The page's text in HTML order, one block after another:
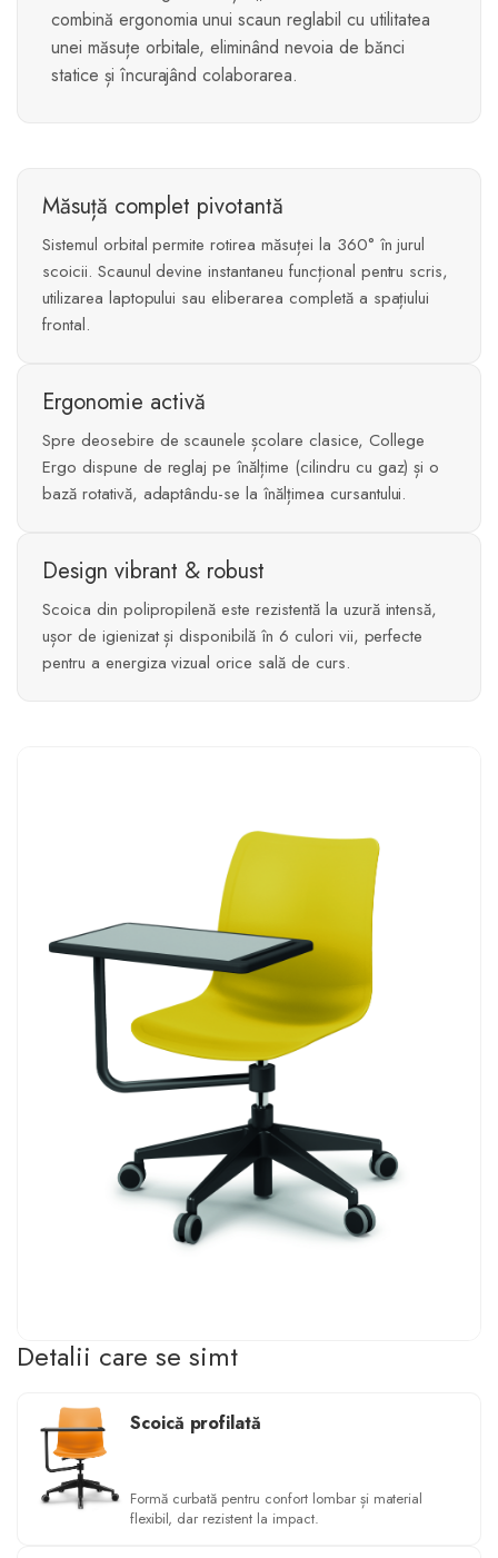
combină ergonomia unui scaun reglabil cu utilitatea
unei măsuțe orbitale, eliminând nevoia de bănci
statice și încurajând colaborarea.
Măsuță complet pivotantă
Sistemul orbital permite rotirea măsuței la 360° în jurul
scoicii. Scaunul devine instantaneu funcțional pentru scris,
utilizarea laptopului sau eliberarea completă a spațiului
frontal.
Ergonomie activă
Spre deosebire de scaunele școlare clasice, College
Ergo dispune de reglaj pe înălțime (cilindru cu gaz) și o
bază rotativă, adaptându-se la înălțimea cursantului.
Design vibrant & robust
Scoica din polipropilenă este rezistentă la uzură intensă,
ușor de igienizat și disponibilă în 6 culori vii, perfecte
pentru a energiza vizual orice sală de curs.
Detalii care se simt
Scoică profilată
Formă curbată pentru confort lombar și material
flexibil, dar rezistent la impact.